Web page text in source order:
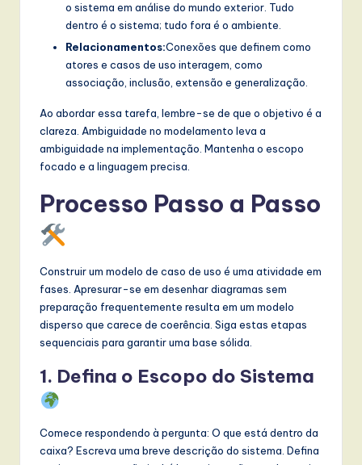
ti
o
o sistema em análise do mundo exterior. Tudo
dentro é o sistema; tudo fora é o ambiente.
Relacionamentos:Conexões que definem como
atores e casos de uso interagem, como
associação, inclusão, extensão e generalização.
Ao abordar essa tarefa, lembre-se de que o objetivo é a
clareza. Ambiguidade no modelamento leva a
ambiguidade na implementação. Mantenha o escopo
focado e a linguagem precisa.
Processo Passo a Passo
Construir um modelo de caso de uso é uma atividade em
fases. Apresurar-se em desenhar diagramas sem
preparação frequentemente resulta em um modelo
disperso que carece de coerência. Siga estas etapas
sequenciais para garantir uma base sólida.
1. Defina o Escopo do Sistema
Comece respondendo à pergunta: O que está dentro da
caixa? Escreva uma breve descrição do sistema. Defina